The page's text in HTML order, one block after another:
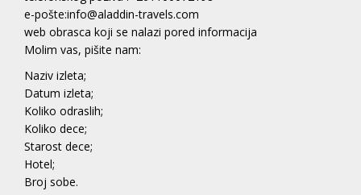
e-pošte:info@aladdin-travels.com
web obrasca koji se nalazi pored informacija
Molim vas, pišite nam:
Naziv izleta;
Datum izleta;
Koliko odraslih;
Koliko dece;
Starost dece;
Hotel;
Broj sobe.